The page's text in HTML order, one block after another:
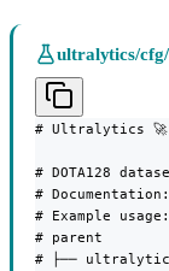
ultralytics/
# Ultralytics 🚀
# DOTA128
#
# Example
# parent
# ├──